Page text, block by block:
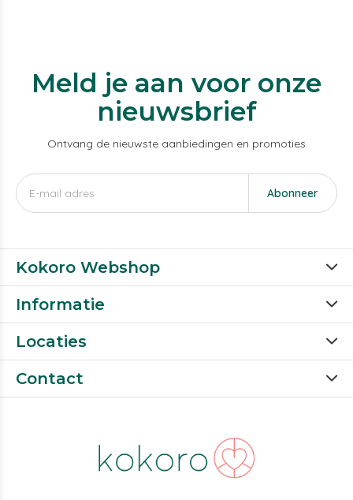
Meld je aan voor onze
nieuwsbrief
Ontvang de nieuwste aanbiedingen en promoties
Abonneer
Kokoro Webshop
Informatie
Locaties
Contact